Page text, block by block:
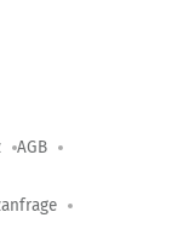
AGB